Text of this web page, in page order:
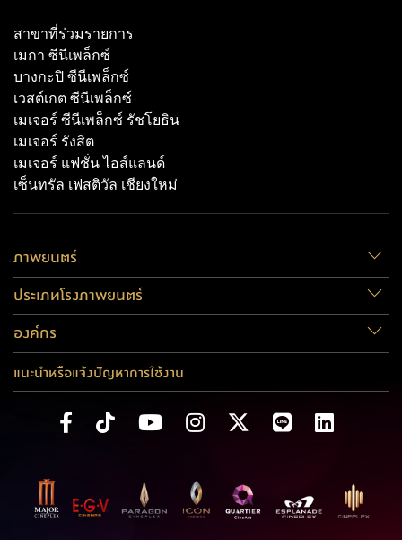
สาขาที่ร่วมรายการ
เมกา ซีนีเพล็กซ์
บางกะปิ ซีนีเพล็กซ์
เวสต์เกต ซีนีเพล็กซ์
เมเจอร์ ซีนีเพล็กซ์ รัชโยธิน
เมเจอร์ รังสิต
เมเจอร์ แฟชั่น ไอส์แลนด์
เซ็นทรัล เฟสติวัล เชียงใหม่
ภาพยนตร์
ประเภทโรงภาพยนตร์
องค์กร
แนะนำหรือแจ้งปัญหาการใช้งาน